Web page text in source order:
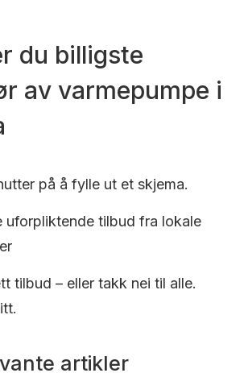
du billigste
av varmepumpe i
på å fylle ut et skjema.
uforpliktende tilbud fra lokale
tilbud – eller takk nei til alle.
artikler